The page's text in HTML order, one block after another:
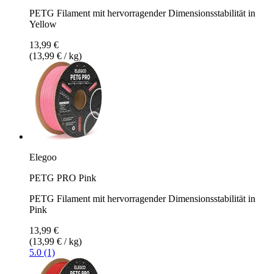
PETG Filament mit hervorragender Dimensionsstabilität in
Yellow
13,99 €
(13,99 € / kg)
Elegoo
PETG PRO Pink
PETG Filament mit hervorragender Dimensionsstabilität in
Pink
13,99 €
(13,99 € / kg)
5.0 (1)